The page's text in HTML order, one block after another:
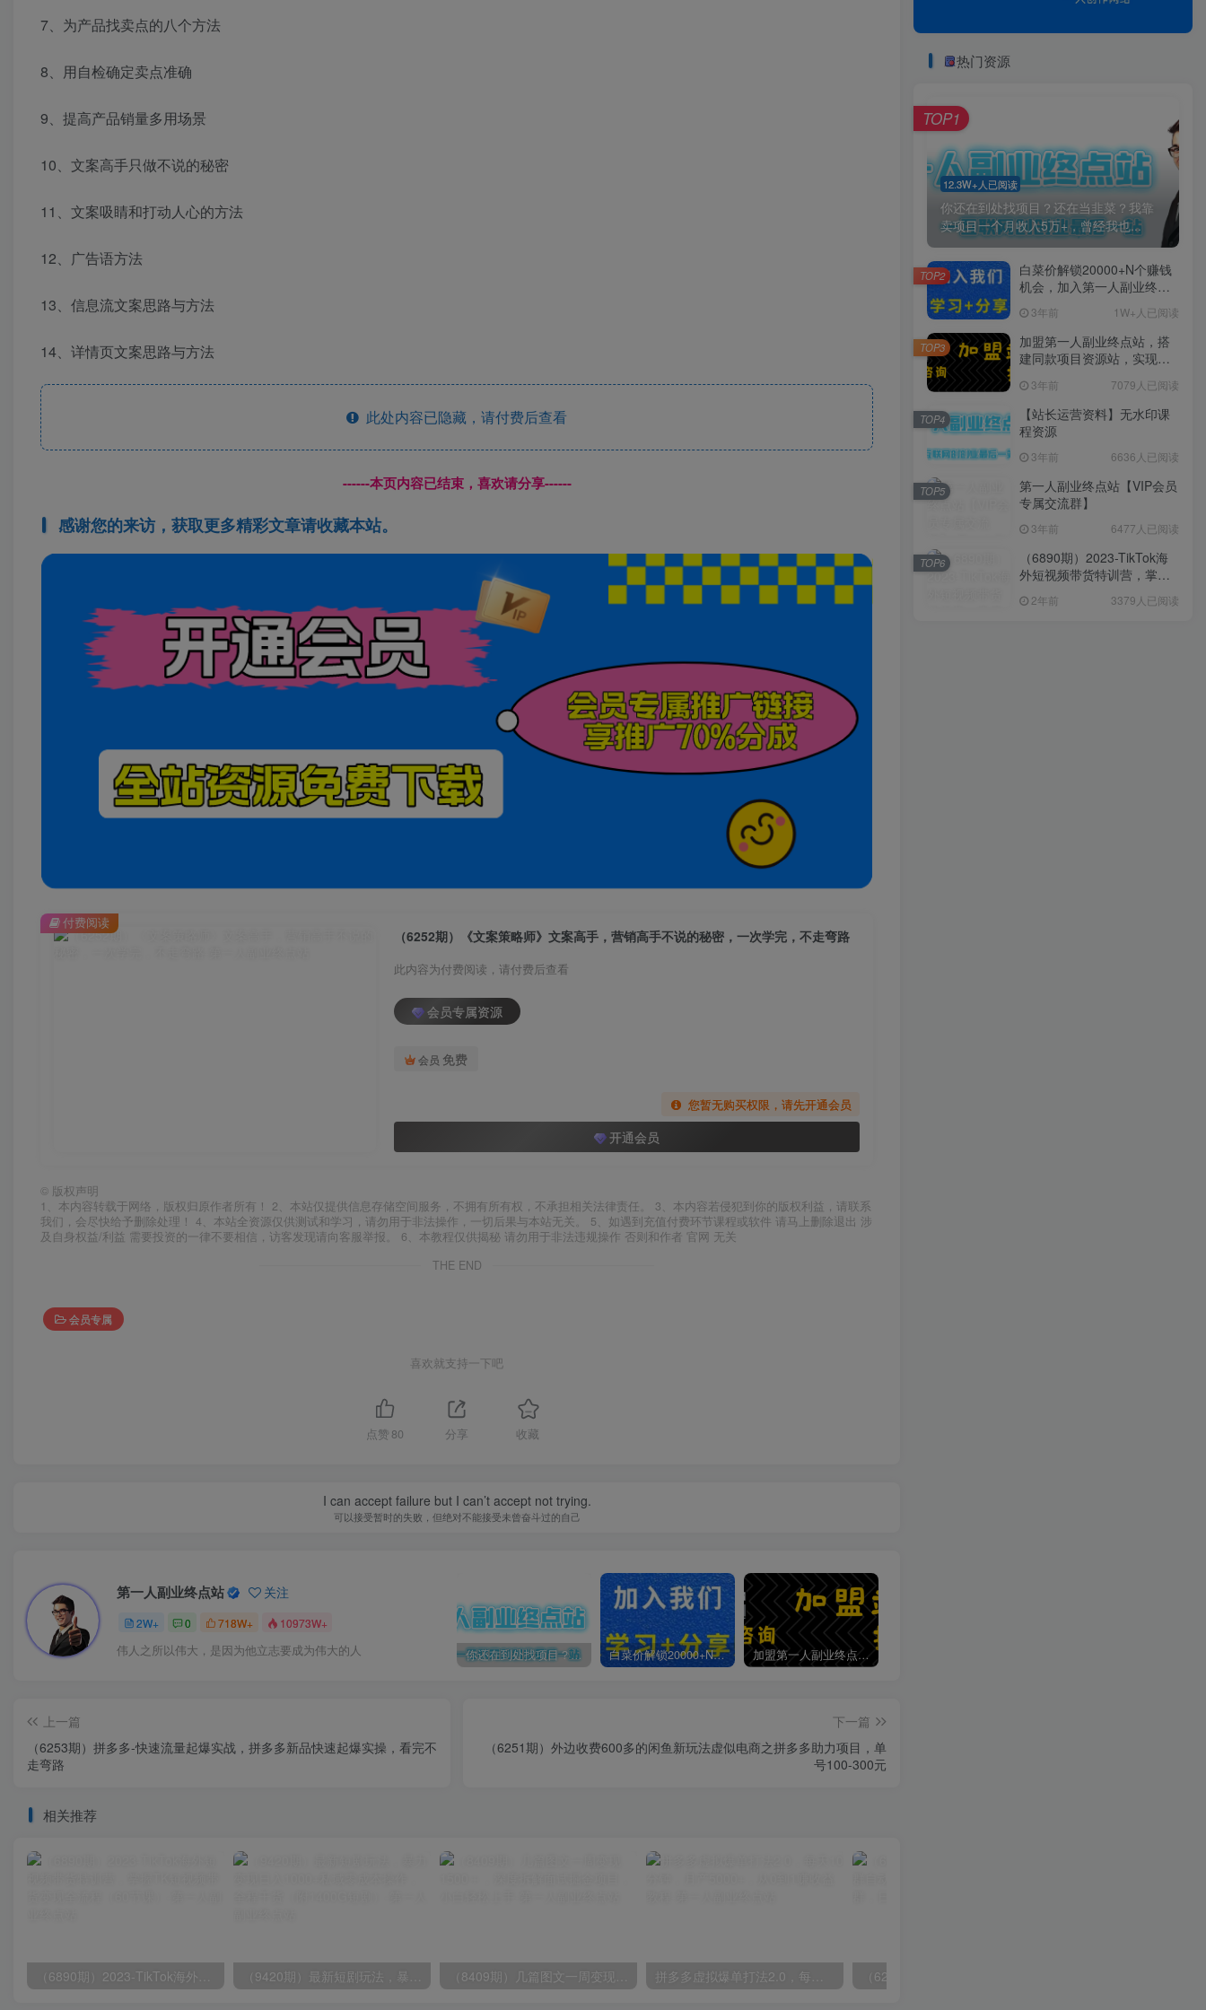
7、为产品找卖点的八个方法
8、用自检确定卖点准确
9、提高产品销量多用场景
10、文案高手只做不说的秘密
11、文案吸睛和打动人心的方法
12、广告语方法
13、信息流文案思路与方法
14、详情页文案思路与方法
此处内容已隐藏，请付费后查看
------本页内容已结束，喜欢请分享------
感谢您的来访，获取更多精彩文章请收藏本站。
（6252期）《文案策略师》文案高手，营销高手不说的秘密，一次学完，不走弯路
此内容为付费阅读，请付费后查看
会员专属资源
会员 免费
您暂无购买权限，请先开通会员
开通会员
付费阅读
© 版权声明
1、本内容转载于网络，版权归原作者所有！ 2、本站仅提供信息存储空间服务，不拥有所有权，不承担相关法律责任。 3、本内容若侵犯到你的版权利益，请联系
我们，会尽快给予删除处理！ 4、本站全资源仅供测试和学习，请勿用于非法操作，一切后果与本站无关。 5、如遇到充值付费环节课程或软件 请马上删除退出 涉
及自身权益/利益 需要投资的一律不要相信，访客发现请向客服举报。 6、本教程仅供揭秘 请勿用于非法违规操作 否则和作者 官网 无关
THE END
会员专属
喜欢就支持一下吧
点赞 80 分享 收藏
I can accept failure but I can’t accept not trying.
可以接受暂时的失败，但绝对不能接受未曾奋斗过的自己
第一人副业终点站 关注
2W+ 0 718W+ 10973W+
伟人之所以伟大，是因为他立志要成为伟大的人 你还在到处找项目？还在当韭菜？我靠卖项目一个月收入5万+，曾经我也是个失败者。 白菜价解锁20000+N个赚钱机会，加入第一人副业终点站会员，全站资源免费学习。 加盟第一人副业终点站，搭建同款项目资源站，实现日入2000+
上一篇
（6253期）拼多多-快速流量起爆实战，拼多多新品快速起爆实操，看完不
走弯路
下一篇
（6251期）外边收费600多的闲鱼新玩法虚似电商之拼多多助力项目，单
号100-300元
相关推荐
（6890期）2023-TikTok海外短视频带货特训营，掌握TK短视频带货变现全流程（60节课） （9420期）最新短剧玩法，暴力变现日入1000+私域零成本操作，全程干货（附1400G短剧） （8409期）几篇图文一周变现1500＋，深度拆解面试掘金项目，小白轻松上手 拼多多虚拟爆单打法2.0，每天10分钟，月产5000+，从0到1赚收益教程
热门资源
12.3W+人已阅读
你还在到处找项目？还在当韭菜？我靠
卖项目一个月收入5万+，曾经我也...
TOP1
白菜价解锁20000+N个赚钱
机会，加入第一人副业终点
习。3年前 1W+人已阅读
TOP2
加盟第一人副业终点站，搭
建同款项目资源站，实现日
3年前 7079人已阅读
TOP3
【站长运营资料】无水印课
程资源
3年前 6636人已阅读
TOP4
第一人副业终点站【VIP会员
专属交流群】
3年前 6477人已阅读
TOP5
（6890期）2023-TikTok海
外短视频带货特训营，掌握
（60节课）
2年前 3379人已阅读
TOP6